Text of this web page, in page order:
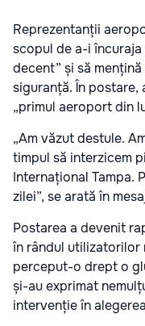
Reprezentanții
scopul de a-i încuraja
decent” și să
siguranță. În
„primul aeroport din
„Am văzut destule.
timpul să interzicem
Internațional Tampa.
zilei”, se arată în
Postarea a devenit
în rândul utilizatorilor
perceput-o drept o
și-au exprimat
intervenție în